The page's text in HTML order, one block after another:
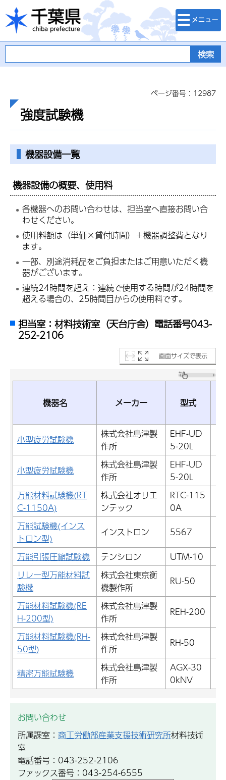
千葉県
検索・メニュ
ー
ページ番号：12987
強度試験機
機器設備一覧
機器設備の概要、使用料
各機器へのお問い合わせは、担当室へ直接お問い合
わせください。
使用料額は（単価×貸付時間）＋機器調整費となり
ます。
一部、別途消耗品をご負担またはご用意いただく機
器がございます。
連続24時間を超え：連続で使用する時間が24時間を
超える場合の、25時間目からの使用料です。
担当室：材料技術室（天台庁舎）電話番号043-
252-2106
画面サイズで表示
機器名 メーカー 型式
小型疲労試験機
株式会社島津製
作所
EHF-UD
5-20L
小型疲労試験機
株式会社島津製
作所
EHF-UD
5-20L
万能材料試験機(RT
C-1150A)
株式会社オリエ
ンテック
RTC-115
0A
万能試験機(インス
トロン型)
インストロン 5567
万能引張圧縮試験機 テンシロン UTM-10
リレー型万能材料試
験機
株式会社東京衡
機製作所
RU-50
万能材料試験機(RE
H-200型)
株式会社島津製
作所
REH-200
万能材料試験機(RH-
50型)
株式会社島津製
作所
RH-50
精密万能試験機
株式会社島津製
作所
AGX-30
0kNV
お問い合わせ
所属課室： 商工労働部産業支援技術研究所材料技術
室
電話番号：043-252-2106
ファックス番号：043-254-6555